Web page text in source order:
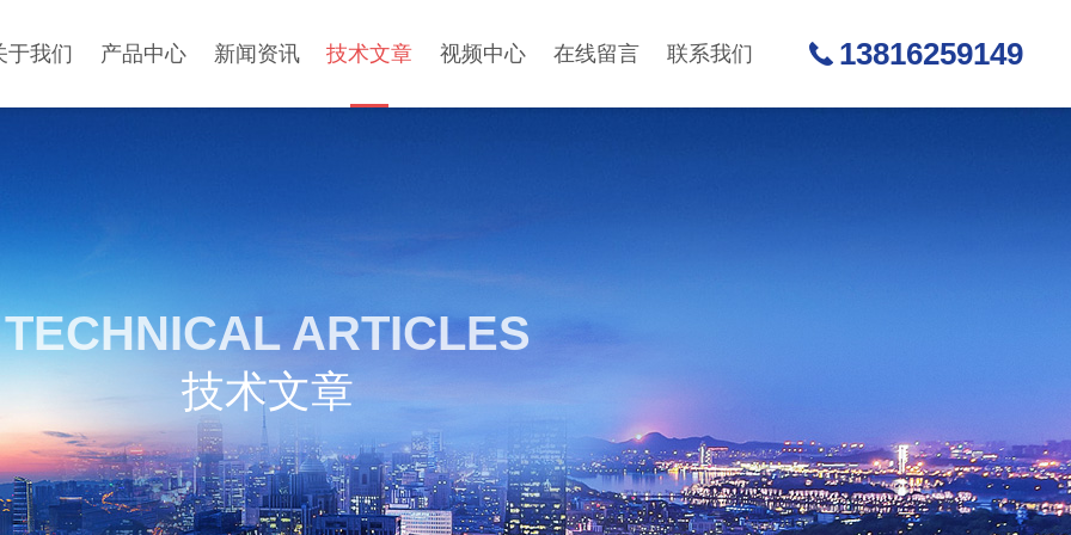
于我们 产品中心 新闻资讯 技术文章 视频中心 在线留言 联系我们 13816259149
TECHNICAL ARTICLES
技术文章